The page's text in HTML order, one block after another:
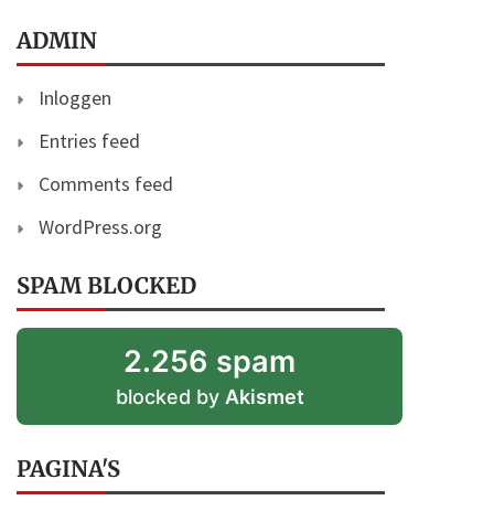
ADMIN
Inloggen
Entries feed
Comments feed
WordPress.org
SPAM BLOCKED
2.256 spam
blocked by Akismet
PAGINA'S